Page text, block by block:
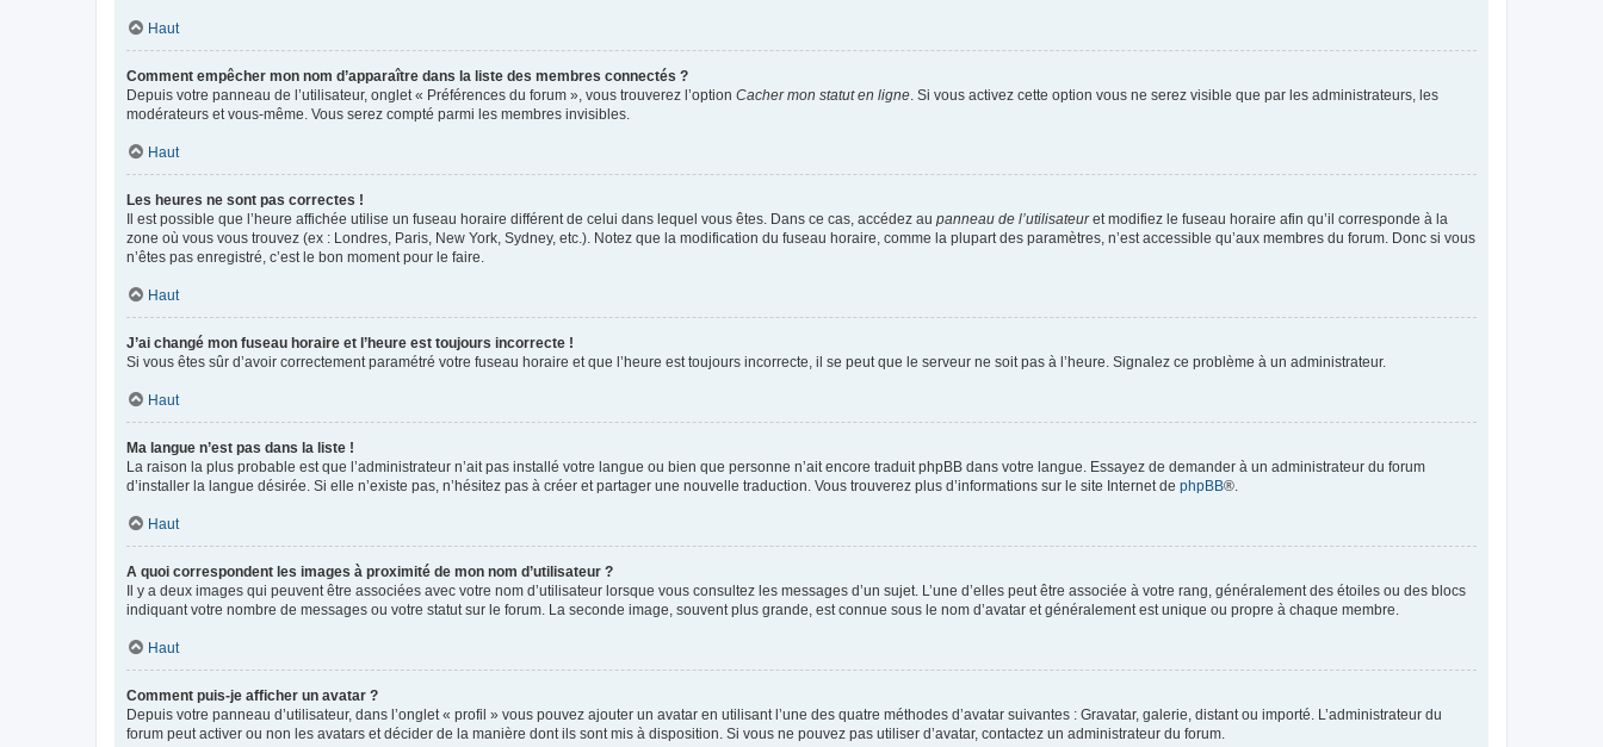
Haut
Comment empêcher mon nom d’apparaître dans la liste des membres connectés ?
Depuis votre panneau de l’utilisateur, onglet « Préférences du forum », vous trouverez l’option Cacher mon statut en ligne . Si vous activez cette option vous ne serez visible que par les administrateurs, les
modérateurs et vous-même. Vous serez compté parmi les membres invisibles.
Haut
Les heures ne sont pas correctes !
Il est possible que l’heure affichée utilise un fuseau horaire différent de celui dans lequel vous êtes. Dans ce cas, accédez au panneau de l’utilisateuret modifiez le fuseau horaire afin qu’il corresponde à la
zone où vous vous trouvez (ex : Londres, Paris, New York, Sydney, etc.). Notez que la modification du fuseau horaire, comme la plupart des paramètres, n’est accessible qu’aux membres du forum. Donc si vous
n’êtes pas enregistré, c’est le bon moment pour le faire.
Haut
J’ai changé mon fuseau horaire et l’heure est toujours incorrecte !
Si vous êtes sûr d’avoir correctement paramétré votre fuseau horaire et que l’heure est toujours incorrecte, il se peut que le serveur ne soit pas à l’heure. Signalez ce problème à un administrateur.
Haut
Ma langue n’est pas dans la liste !
La raison la plus probable est que l’administrateur n’ait pas installé votre langue ou bien que personne n’ait encore traduit phpBB dans votre langue. Essayez de demander à un administrateur du forum
d’installer la langue désirée. Si elle n’existe pas, n’hésitez pas à créer et partager une nouvelle traduction. Vous trouverez plus d’informations sur le site Internet de phpBB®.
Haut
A quoi correspondent les images à proximité de mon nom d’utilisateur ?
Il y a deux images qui peuvent être associées avec votre nom d’utilisateur lorsque vous consultez les messages d’un sujet. L’une d’elles peut être associée à votre rang, généralement des étoiles ou des blocs
indiquant votre nombre de messages ou votre statut sur le forum. La seconde image, souvent plus grande, est connue sous le nom d’avatar et généralement est unique ou propre à chaque membre.
Haut
Comment puis-je afficher un avatar ?
Depuis votre panneau d’utilisateur, dans l’onglet « profil » vous pouvez ajouter un avatar en utilisant l’une des quatre méthodes d’avatar suivantes : Gravatar, galerie, distant ou importé. L’administrateur du
forum peut activer ou non les avatars et décider de la manière dont ils sont mis à disposition. Si vous ne pouvez pas utiliser d’avatar, contactez un administrateur du forum.